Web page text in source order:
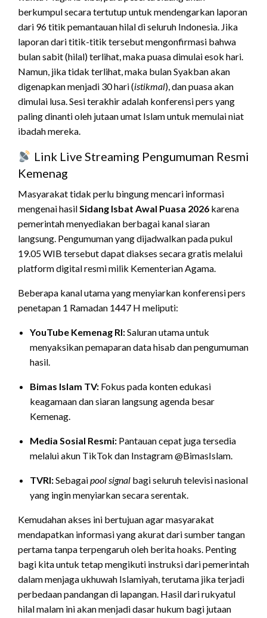
berkumpul secara tertutup untuk mendengarkan laporan
dari 96 titik pemantauan hilal di seluruh Indonesia. Jika
laporan dari titik-titik tersebut mengonfirmasi bahwa
bulan sabit (hilal) terlihat, maka puasa dimulai esok hari.
Namun, jika tidak terlihat, maka bulan Syakban akan
digenapkan menjadi 30 hari (istikmal), dan puasa akan
dimulai lusa. Sesi terakhir adalah konferensi pers yang
paling dinanti oleh jutaan umat Islam untuk memulai niat
ibadah mereka.
Link Live Streaming Pengumuman Resmi
Kemenag
Masyarakat tidak perlu bingung mencari informasi
mengenai hasilSidang Isbat Awal Puasa 2026 karena
pemerintah menyediakan berbagai kanal siaran
langsung. Pengumuman yang dijadwalkan pada pukul
19.05 WIB tersebut dapat diakses secara gratis melalui
platform digital resmi milik Kementerian Agama.
Beberapa kanal utama yang menyiarkan konferensi pers
penetapan 1 Ramadan 1447 H meliputi:
YouTube Kemenag RI:Saluran utama untuk
menyaksikan pemaparan data hisab dan pengumuman
hasil.
Bimas Islam TV: Fokus pada konten edukasi
keagamaan dan siaran langsung agenda besar
Kemenag.
Media Sosial Resmi: Pantauan cepat juga tersedia
melalui akun TikTok dan Instagram @BimasIslam.
TVRI:Sebagaipool signal bagi seluruh televisi nasional
yang ingin menyiarkan secara serentak.
Kemudahan akses ini bertujuan agar masyarakat
mendapatkan informasi yang akurat dari sumber tangan
pertama tanpa terpengaruh oleh berita hoaks. Penting
bagi kita untuk tetap mengikuti instruksi dari pemerintah
dalam menjaga ukhuwah Islamiyah, terutama jika terjadi
perbedaan pandangan di lapangan. Hasil dari rukyatul
hilal malam ini akan menjadi dasar hukum bagi jutaan